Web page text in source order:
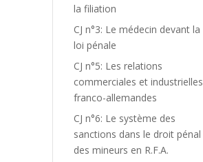
la filiation
CJ n°3: Le médecin devant la
loi pénale
CJ n°5: Les relations
commerciales et industrielles
franco-allemandes
CJ n°6: Le système des
sanctions dans le droit pénal
des mineurs en R.F.A.